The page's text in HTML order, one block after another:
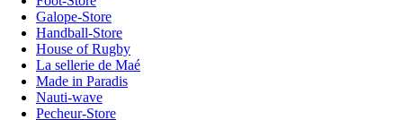
Galope-Store
Handball-Store
House of Rugby
La sellerie de Maé
Made in Paradis
Nauti-wave
Pecheur-Store